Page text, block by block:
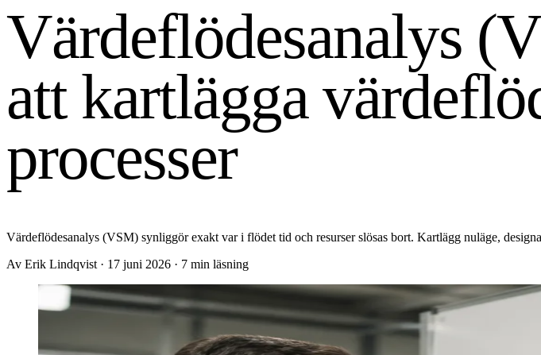
Värdeflödesanalys
att kartlägga
processer
Värdeflödesanalys (VSM) synliggör exakt var i flödet tid och resurser slösas bort. Kartlägg nuläge,
Av Erik Lindqvist · 17 juni 2026 · 7 min läsning